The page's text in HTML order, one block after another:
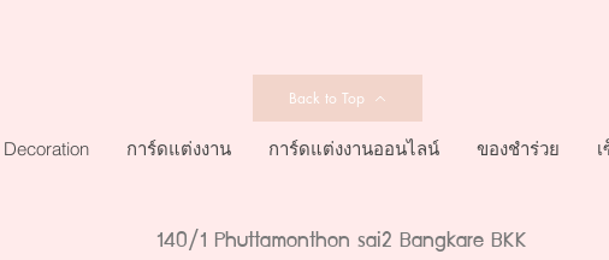
Back to Top
Decoration การ์ดแต่งงาน การ์ดแต่งงานออนไลน์ ของชำร่วย
140/1 Phuttamonthon sai2 Bangkare BKK